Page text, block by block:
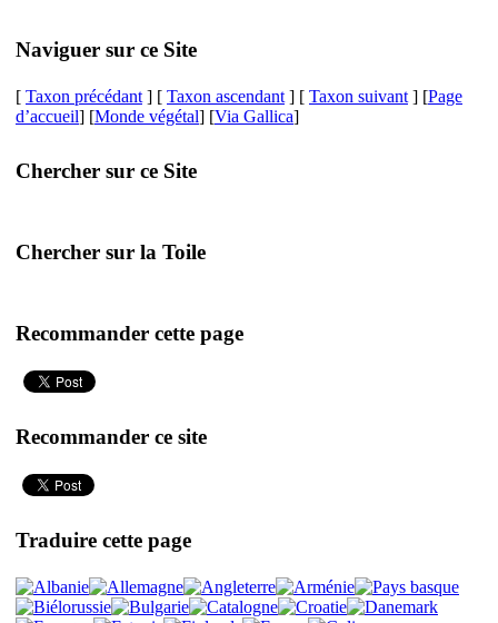
Naviguer sur ce Site
[ Taxon précédant ] [ Taxon ascendant ] [ Taxon suivant ] [Page
d’accueil] [Monde végétal] [Via Gallica]
Chercher sur ce Site
Chercher sur la Toile
Recommander cette page
Recommander ce site
Traduire cette page